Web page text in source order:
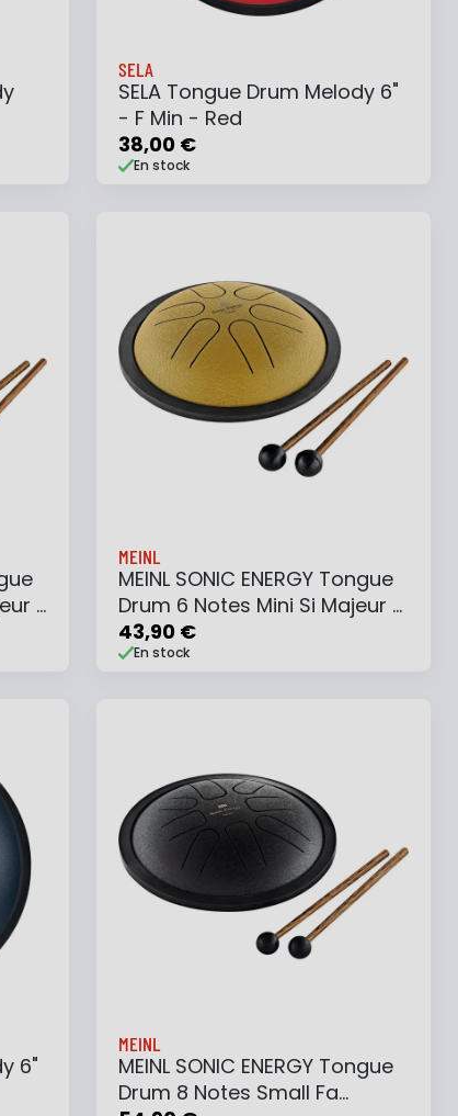
SELA
SELA Tongue Drum Melody 6"
- F Min - Red
38,00 €
En stock
Ajouter au panier
Ajouter à ma liste
-
MEINL
MEINL SONIC ENERGY Tongue
Drum 6 Notes Mini Si Majeur -
Gold
43,90 €
En stock
Ajouter au panier
Ajouter à ma liste
6"
MEINL
MEINL SONIC ENERGY Tongue
Drum 8 Notes Small Fa